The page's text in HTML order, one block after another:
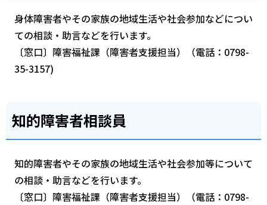
身体障害者やその家族の地域生活や社会参加などについ
ての相談・助言などを行います。
〔窓口〕障害福祉課（障害者支援担当）（電話：0798-
35-3157)
知的障害者相談員
知的障害者やその家族の地域生活や社会参加等について
の相談・助言などを行います。
〔窓口〕障害福祉課（障害者支援担当）（電話：0798-